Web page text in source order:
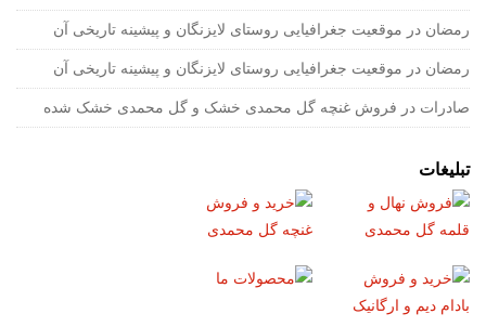
رمضان در موقعیت جغرافیایی روستای لایزنگان و پیشینه تاریخی آن
رمضان در موقعیت جغرافیایی روستای لایزنگان و پیشینه تاریخی آن
صادرات در فروش غنچه گل محمدی خشک و گل محمدی خشک شده
تبلیغات